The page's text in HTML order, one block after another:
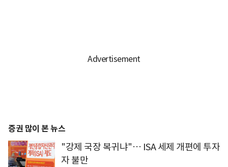
증권 많이 본 뉴스
"강제 국장 복귀냐"… ISA 세제 개편에 투자
자 불만